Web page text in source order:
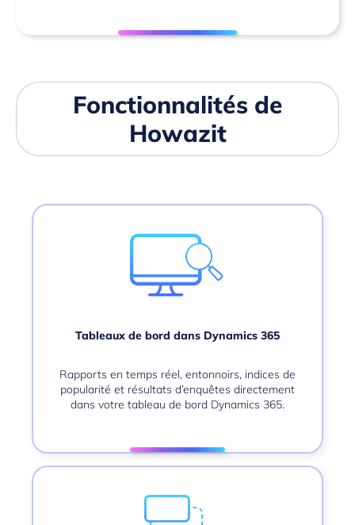
Fonctionnalités de
Howazit
Tableaux de bord dans Dynamics 365
Rapports en temps réel, entonnoirs, indices de
popularité et résultats d’enquêtes directement
dans votre tableau de bord Dynamics 365.